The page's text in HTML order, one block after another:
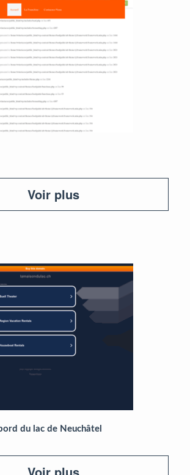
Voir plus
du lac de Neuchâtel
Voir plus